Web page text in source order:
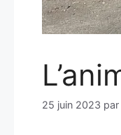
25 juin 2023 par